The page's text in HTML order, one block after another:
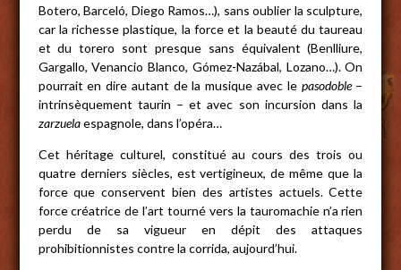
Botero, Barceló, Diego Ramos…), sans oublier la sculpture,
car la richesse plastique, la force et la beauté du taureau
et du torero sont presque sans équivalent (Benlliure,
Gargallo, Venancio Blanco, Gómez-Nazábal, Lozano…). On
pourrait en dire autant de la musique avec le pasodoble –
intrinsèquement taurin – et avec son incursion dans la
zarzuelaespagnole, dans l’opéra…
Cet héritage culturel, constitué au cours des trois ou
quatre derniers siècles, est vertigineux, de même que la
force que conservent bien des artistes actuels. Cette
force créatrice de l’art tourné vers la tauromachie n’a rien
perdu de sa vigueur en dépit des attaques
prohibitionnistes contre la corrida, aujourd’hui.